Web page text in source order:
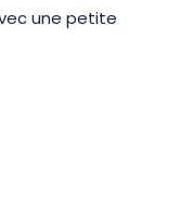
une petite